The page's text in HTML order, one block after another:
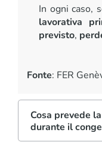
In ogni caso,
lavorativa
previsto,
Fonte: FER
Cosa prevede
durante il